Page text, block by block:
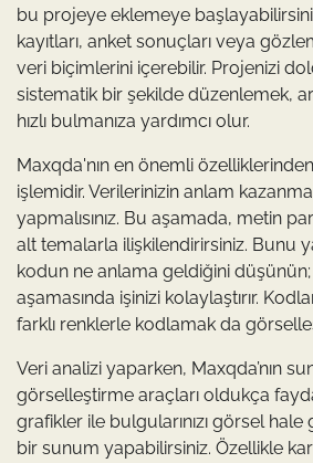
bu projeye eklemeye
kayıtları, anket sonuçları veya
veri biçimlerini içerebilir. Projenizi
sistematik bir şekilde düzenlemek,
hızlı bulmanıza yardımcı olur.
Maxqda'nın en önemli
işlemidir. Verilerinizin anlam
yapmalısınız. Bu aşamada, metin
alt temalarla ilişkilendirirsiniz. Bunu
kodun ne anlama geldiğini
aşamasında işinizi kolaylaştırır.
farklı renklerle kodlamak da
Veri analizi yaparken, Maxqda’nın
görselleştirme araçları oldukça
grafikler ile bulgularınızı görsel
bir sunum yapabilirsiniz. Özellikle